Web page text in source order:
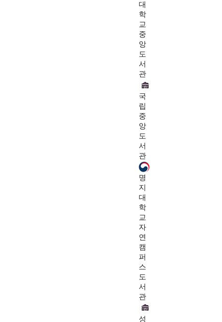
대
학
교
중
앙
도
서
관
국
립
중
앙
도
서
관
명
지
대
학
교
자
연
캠
퍼
스
도
서
관
성